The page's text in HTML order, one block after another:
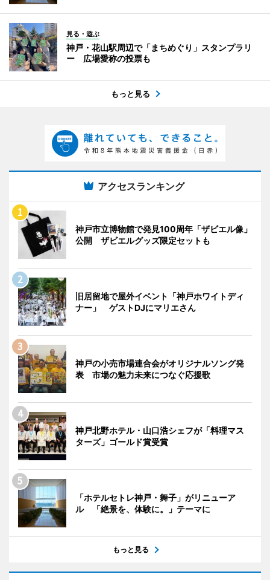
見る・遊ぶ
神戸・花山駅周辺で「まちめぐり」スタンプラリ
ー 広場愛称の投票も
もっと見る
アクセスランキング
神戸市立博物館で発見100周年「ザビエル像」
公開 ザビエルグッズ限定セットも
旧居留地で屋外イベント「神戸ホワイトディ
ナー」 ゲストDJにマリエさん
神戸の小売市場連合会がオリジナルソング発
表 市場の魅力未来につなぐ応援歌
神戸北野ホテル・山口浩シェフが「料理マス
ターズ」ゴールド賞受賞
「ホテルセトレ神戸・舞子」がリニューア
ル 「絶景を、体験に。」テーマに
もっと見る